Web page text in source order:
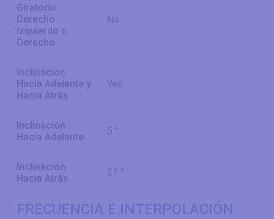
Giratorio
Derecho
Izquierdo o
Derecho
No
Inclinación
Hacia Adelante y
Hacia Atrás
Yes
Inclinación
Hacia Adelante
5 °
Inclinación
Hacia Atrás
21 °
FRECUENCIA E INTERPOLACIÓN